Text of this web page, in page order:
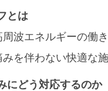
とは
周波エネルギーの働き
みを伴わない快適な
にどう対応するのか